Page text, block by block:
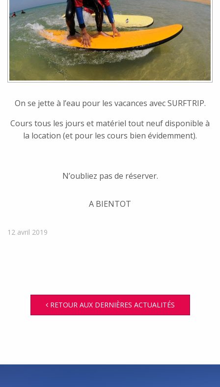
On se jette à l’eau pour les vacances avec SURFTRIP.
Cours tous les jours et matériel tout neuf disponible à
la location (et pour les cours bien évidemment).
N’oubliez pas de réserver.
A BIENTOT
12 avril 2019
RETOUR AUX DERNIÈRES ACTUALITÉS